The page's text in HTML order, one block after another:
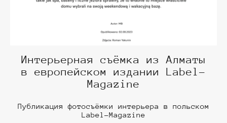
Интерьерная съёмка из Алматы
в европейском издании Label-
Magazine
Публикация фотосъёмки интерьера в польском
Label-Magazine